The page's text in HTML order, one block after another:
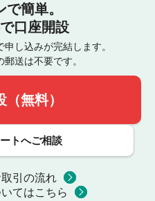
簡単。
口座開設
し込みが完結します。
送は不要です。
無料）
トへご相談
引の流れ
てはこちら